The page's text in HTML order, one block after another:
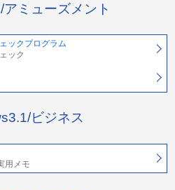
ミューズメント
ックプログラム
ック
ビジネス
用メモ